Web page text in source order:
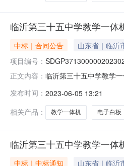
临沂第三十五中学教学一体
中标｜合同公告 山东省｜临沂
项目编号：
正文内容： 临沂第三十五中学教学
称：临沂第三十五中学
发布时间： 2023-06-05 13:21
相关产品：
教学一体机 电子白板
临沂第三十五中学教学一体
中标｜中标通知 山东省｜临沂